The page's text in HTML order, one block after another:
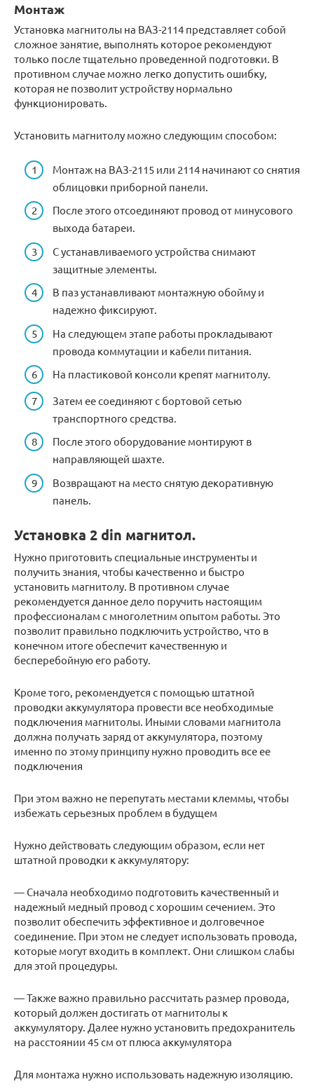
Монтаж
Установка магнитолы на ВАЗ-2114 представляет собой
сложное занятие, выполнять которое рекомендуют
только после тщательно проведенной подготовки. В
противном случае можно легко допустить ошибку,
которая не позволит устройству нормально
функционировать.
Установить магнитолу можно следующим способом:
Монтаж на ВАЗ-2115 или 2114 начинают со снятия
облицовки приборной панели.
После этого отсоединяют провод от минусового
выхода батареи.
С устанавливаемого устройства снимают
защитные элементы.
В паз устанавливают монтажную обойму и
надежно фиксируют.
На следующем этапе работы прокладывают
провода коммутации и кабели питания.
На пластиковой консоли крепят магнитолу.
Затем ее соединяют с бортовой сетью
транспортного средства.
После этого оборудование монтируют в
направляющей шахте.
Возвращают на место снятую декоративную
панель.
Установка 2 din магнитол.
Нужно приготовить специальные инструменты и
получить знания, чтобы качественно и быстро
установить магнитолу. В противном случае
рекомендуется данное дело поручить настоящим
профессионалам с многолетним опытом работы. Это
позволит правильно подключить устройство, что в
конечном итоге обеспечит качественную и
бесперебойную его работу.
Кроме того, рекомендуется с помощью штатной
проводки аккумулятора провести все необходимые
подключения магнитолы. Иными словами магнитола
должна получать заряд от аккумулятора, поэтому
именно по этому принципу нужно проводить все ее
подключения
При этом важно не перепутать местами клеммы, чтобы
избежать серьезных проблем в будущем
Нужно действовать следующим образом, если нет
штатной проводки к аккумулятору:
— Сначала необходимо подготовить качественный и
надежный медный провод с хорошим сечением. Это
позволит обеспечить эффективное и долговечное
соединение. При этом не следует использовать провода,
которые могут входить в комплект. Они слишком слабы
для этой процедуры.
— Также важно правильно рассчитать размер провода,
который должен достигать от магнитолы к
аккумулятору. Далее нужно установить предохранитель
на расстоянии 45 см от плюса аккумулятора
Для монтажа нужно использовать надежную изоляцию.